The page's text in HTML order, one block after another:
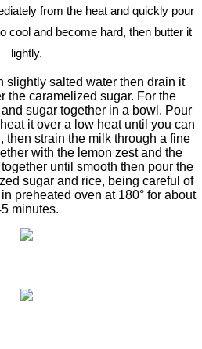
from the heat and quickly pour
cool and become hard, then butter it
lightly.
slightly salted water then drain it
the caramelized sugar. For the
sugar together in a bowl. Pour
it over a low heat until you can
then strain the milk through a fine
with the lemon zest and the
until smooth then pour the
sugar and rice, being careful of
preheated oven at 180° for about
minutes.